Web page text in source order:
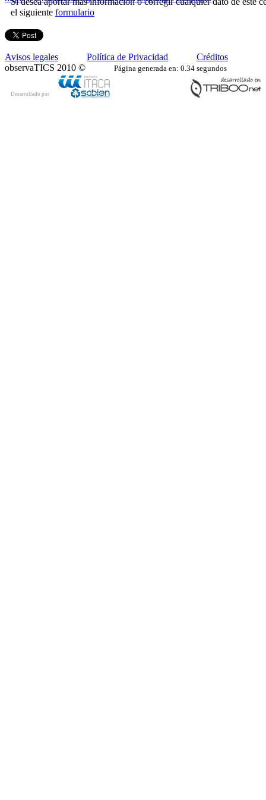
el siguiente formulario
Avisos legales Política de Privacidad
Créditos
observaTICS 2010 ©
Página generada en: 0.34 segundos
Desarrollado por